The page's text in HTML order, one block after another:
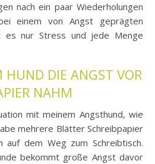
nach ein paar Wiederholungen
einem von Angst geprägten
es nur Stress und jede Menge
DIE ANGST VOR
NAHM
mit meinem Angsthund, wie
mehrere Blätter Schreibpapier
auf dem Weg zum Schreibtisch.
bekommt große Angst davor